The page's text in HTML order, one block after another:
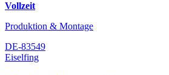
Vollzeit
Produktion & Montage
DE-83549
Eiselfing